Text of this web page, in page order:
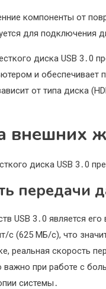
компоненты от
для подключения
диска USB 3․0
и
от типа диска
внешних
диска USB 3․0
передачи
USB 3․0 является
с (625 МБ/с), что
реальная скорость
важно при работе с
системы․